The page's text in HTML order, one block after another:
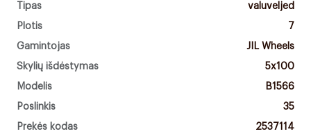
Tipas valuveljed
Plotis 7
Gamintojas JIL Wheels
Skylių išdėstymas 5x100
Modelis B1566
Poslinkis 35
Prekės kodas 2537114